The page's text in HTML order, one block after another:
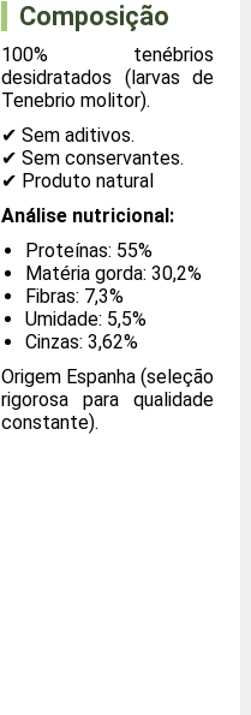
Composição
100% tenébrios
desidratados (larvas de
Tenebrio molitor).
✔ Sem aditivos.
✔ Sem conservantes.
✔ Produto natural
Análise nutricional:
Proteínas: 55%
Matéria gorda: 30,2%
Fibras: 7,3%
Umidade: 5,5%
Cinzas: 3,62%
Origem Espanha (seleção
rigorosa para qualidade
constante).